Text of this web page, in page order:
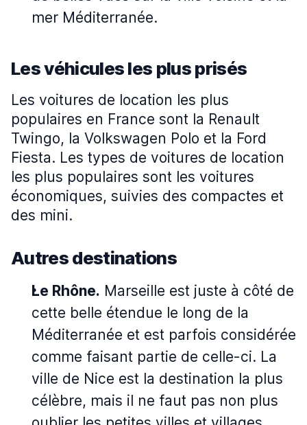
mer Méditerranée.
Les véhicules les plus prisés
Les voitures de location les plus
populaires en France sont la Renault
Twingo, la Volkswagen Polo et la Ford
Fiesta. Les types de voitures de location
les plus populaires sont les voitures
économiques, suivies des compactes et
des mini.
Autres destinations
Le Rhône. Marseille est juste à côté de
cette belle étendue le long de la
Méditerranée et est parfois considérée
comme faisant partie de celle-ci. La
ville de Nice est la destination la plus
célèbre, mais il ne faut pas non plus